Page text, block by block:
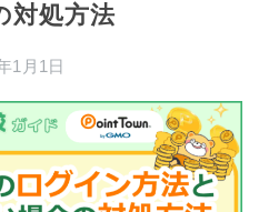
対処方法
1月1日